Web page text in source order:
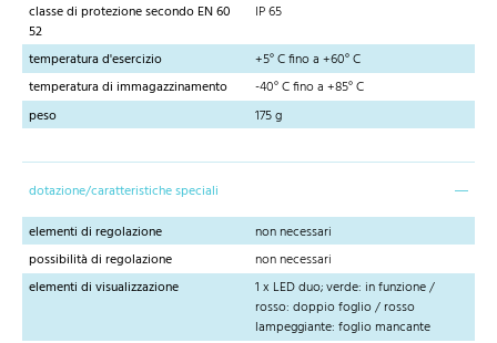
classe di protezione secondo EN 60
52
IP 65
temperatura d'esercizio
+5° C fino a +60° C
temperatura di immagazzinamento
-40° C fino a +85° C
peso
175 g
dotazione/caratteristiche speciali
elementi di regolazione
non necessari
possibilità di regolazione
non necessari
elementi di visualizzazione
1 x LED duo; verde: in funzione /
rosso: doppio foglio / rosso
lampeggiante: foglio mancante